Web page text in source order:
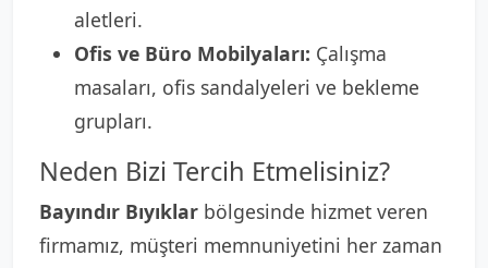
aletleri.
Ofis ve Büro Mobilyaları: Çalışma
masaları, ofis sandalyeleri ve bekleme
grupları.
Neden Bizi Tercih Etmelisiniz?
Bayındır Bıyıklar bölgesinde hizmet veren
firmamız, müşteri memnuniyetini her zaman